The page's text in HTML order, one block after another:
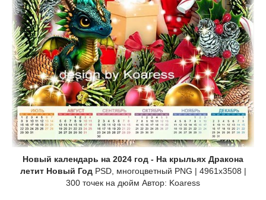
Новый календарь на 2024 год - На крыльях Дракона
летит Новый ГодPSD, многоцветный PNG | 4961x3508 |
300 точек на дюйм Автор: Koaress